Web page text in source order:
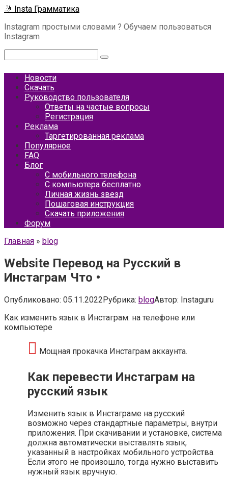
Перейти
контенту
🤳 Insta Грамматика
Instagram простыми словами ? Обучаем пользоваться
Instagram
Новости
Скачать
Руководство пользователя
Ответы на частые вопросы
Регистрация
Реклама
Таргетированная реклама
Популярное
FAQ
Блог
С мобильного телефона
С компьютера бесплатно
Личная жизнь звезд
Пошаговая инструкция
Скачать приложения
Форум
Главная » blog
Website Перевод на Русский в
Инстаграм Что •
Опубликовано: 05.11.2022Рубрика: blogАвтор: Instaguru
Как изменить язык в Инстаграм: на телефоне или
компьютере
Мощная прокачка Инстаграм аккаунта.
Как перевести Инстаграм на
русский язык
Изменить язык в Инстаграме на русский
возможно через стандартные параметры, внутри
приложения. При скачивании и установке, система
должна автоматически выставлять язык,
указанный в настройках мобильного устройства.
Если этого не произошло, тогда нужно выставить
нужный язык вручную.